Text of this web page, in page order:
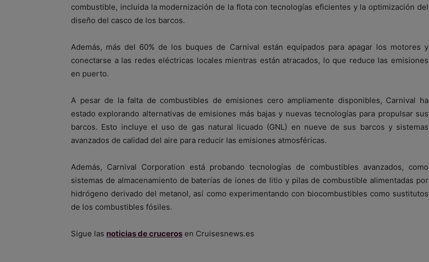
combustible, incluida la modernización de la flota con tecnologías eficientes y la optimización del
diseño del casco de los barcos.
Además, más del 60% de los buques de Carnival están equipados para apagar los motores y
conectarse a las redes eléctricas locales mientras están atracados, lo que reduce las emisiones
en puerto.
A pesar de la falta de combustibles de emisiones cero ampliamente disponibles, Carnival ha
estado explorando alternativas de emisiones más bajas y nuevas tecnologías para propulsar sus
barcos. Esto incluye el uso de gas natural licuado (GNL) en nueve de sus barcos y sistemas
avanzados de calidad del aire para reducir las emisiones atmosféricas.
Además, Carnival Corporation está probando tecnologías de combustibles avanzados, como
sistemas de almacenamiento de baterías de iones de litio y pilas de combustible alimentadas por
hidrógeno derivado del metanol, así como experimentando con biocombustibles como sustitutos
de los combustibles fósiles.
Sigue las noticias de cruceros en Cruisesnews.es